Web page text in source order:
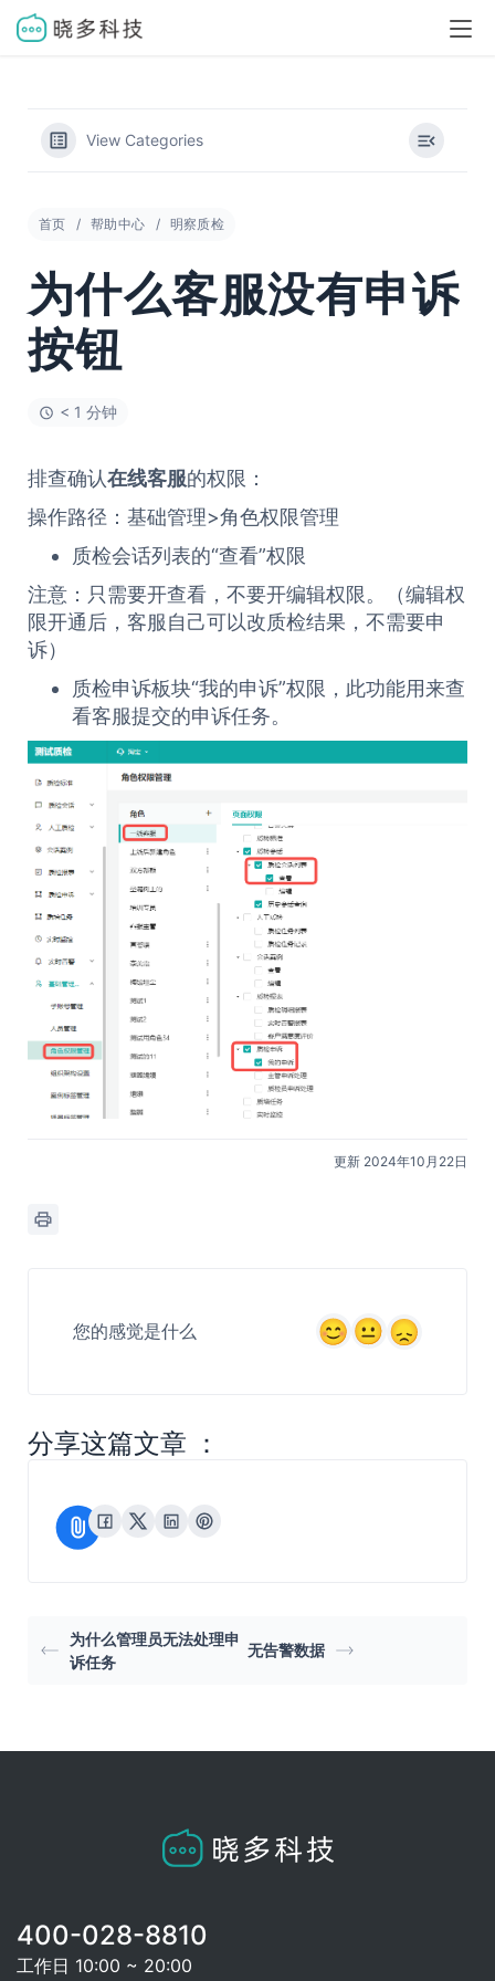
View Categories
首页 帮助中心 明察质检
为什么客服没有申诉
按钮
< 1 分钟
排查确认在线客服的权限：
操作路径：基础管理>角色权限管理
质检会话列表的“查看”权限
注意：只需要开查看，不要开编辑权限。（编辑权
限开通后，客服自己可以改质检结果，不需要申
诉）
质检申诉板块“我的申诉”权限，此功能用来查
看客服提交的申诉任务。
更新 2024年10月22日
您的感觉是什么
分享这篇文章 ：
为什么管理员无法处理申
诉任务
无告警数据
400-028-8810
工作日 10:00 ~ 20:00